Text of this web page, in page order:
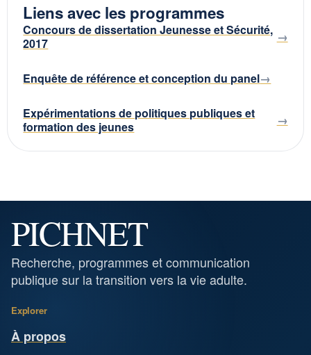
Liens avec les programmes
Concours de dissertation Jeunesse et Sécurité,
2017
Enquête de référence et conception du panel
Expérimentations de politiques publiques et
formation des jeunes
PICHNET
Recherche, programmes et communication
publique sur la transition vers la vie adulte.
Explorer
À propos